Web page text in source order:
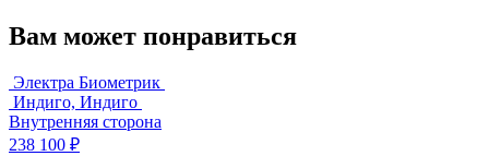
Вам может понравиться
Электра Биометрик
Индиго, Индиго
Внутренняя сторона
238 100 ₽